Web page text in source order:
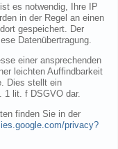
es notwendig, Ihre IP
in der Regel an einen
gespeichert. Der
Datenübertragung.
einer ansprechenden
leichten Auffindbarkeit
Dies stellt ein
1 lit. f DSGVO dar.
finden Sie in der
privacy?